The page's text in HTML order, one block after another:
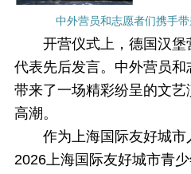
中外营员和志愿者们携手
开营仪式上，德国汉
代表先后发言。中外营员和
带来了一场精彩纷呈的文艺
高潮。
作为上海国际友好城市
2026上海国际友好城市青